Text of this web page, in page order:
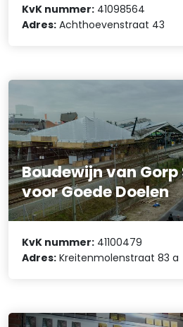
KvK nummer: 41098564
Adres: Achthoevenstraat 43
Boudewijn van
voor Goede Doelen
KvK nummer: 41100479
Adres: Kreitenmolenstraat 83 a